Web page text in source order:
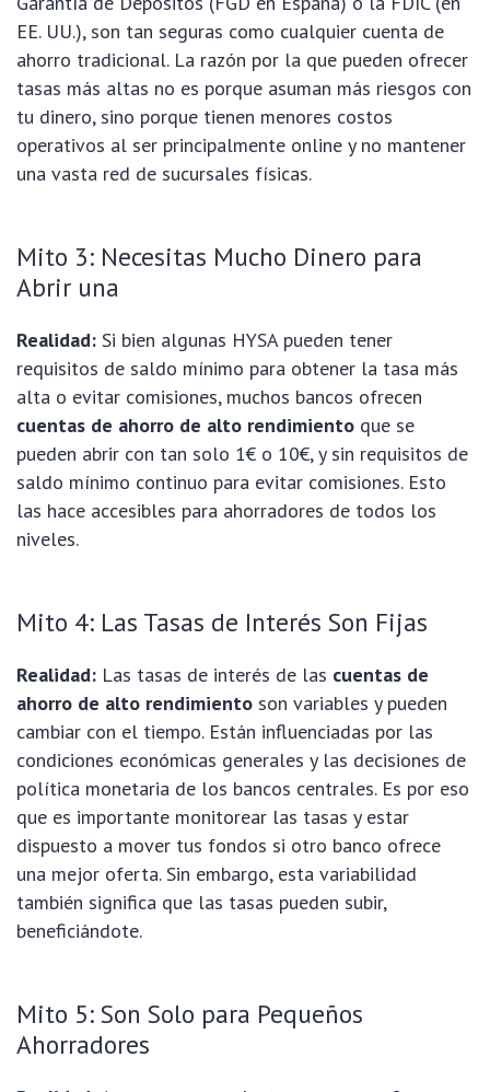
EE. UU.), son tan seguras como cualquier cuenta de
ahorro tradicional. La razón por la que pueden ofrecer
tasas más altas no es porque asuman más riesgos con
tu dinero, sino porque tienen menores costos
operativos al ser principalmente online y no mantener
una vasta red de sucursales físicas.
Mito 3: Necesitas Mucho Dinero para
Abrir una
Realidad: Si bien algunas HYSA pueden tener
requisitos de saldo mínimo para obtener la tasa más
alta o evitar comisiones, muchos bancos ofrecen
cuentas de ahorro de alto rendimiento que se
pueden abrir con tan solo 1€ o 10€, y sin requisitos de
saldo mínimo continuo para evitar comisiones. Esto
las hace accesibles para ahorradores de todos los
niveles.
Mito 4: Las Tasas de Interés Son Fijas
Realidad: Las tasas de interés de las cuentas de
ahorro de alto rendimiento son variables y pueden
cambiar con el tiempo. Están influenciadas por las
condiciones económicas generales y las decisiones de
política monetaria de los bancos centrales. Es por eso
que es importante monitorear las tasas y estar
dispuesto a mover tus fondos si otro banco ofrece
una mejor oferta. Sin embargo, esta variabilidad
también significa que las tasas pueden subir,
beneficiándote.
Mito 5: Son Solo para Pequeños
Ahorradores